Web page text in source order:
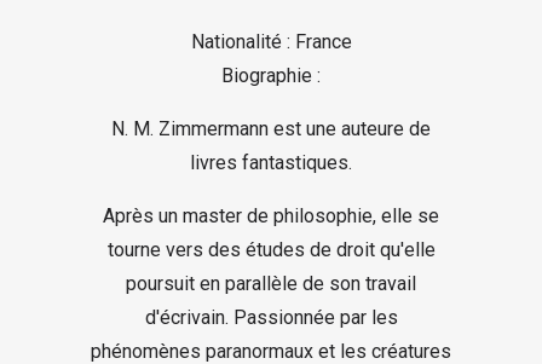
Nationalité : France
Biographie :
N. M. Zimmermann est une auteure de
livres fantastiques.
Après un master de philosophie, elle se
tourne vers des études de droit qu'elle
poursuit en parallèle de son travail
d'écrivain. Passionnée par les
phénomènes paranormaux et les créatures